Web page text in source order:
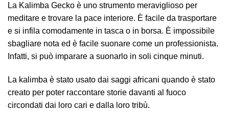
La Kalimba Gecko è uno strumento meraviglioso per
meditare e trovare la pace interiore. È facile da trasportare
e si infila comodamente in tasca o in borsa. È impossibile
sbagliare nota ed è facile suonare come un professionista.
Infatti, si può imparare a suonarlo in soli cinque minuti.
La kalimba è stato usato dai saggi africani quando è stato
creato per poter raccontare storie davanti al fuoco
circondati dai loro cari e dalla loro tribù.